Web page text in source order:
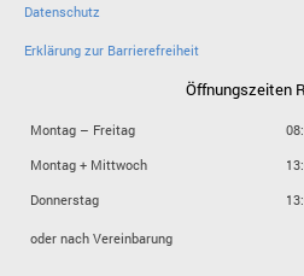
Datenschutz
Erklärung zur Barrierefreiheit
Öffnungszeiten
Montag – Freitag
Montag + Mittwoch
Donnerstag
oder nach Vereinbarung